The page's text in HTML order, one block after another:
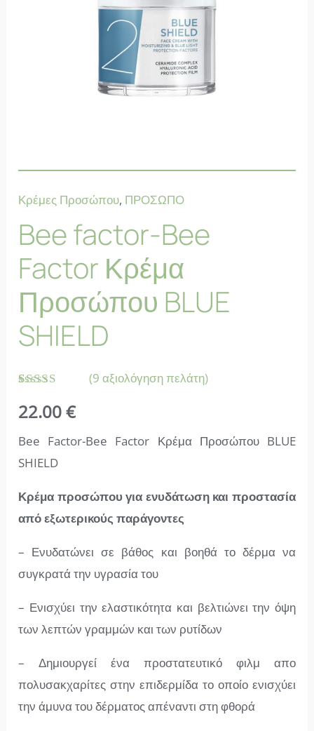
Κρέμες Προσώπου, ΠΡΟΣΩΠΟ
Bee factor-Bee
Factor Κρέμα
Προσώπου BLUE
SHIELD
με4.78
από 5 με
βαθμολογία
πελάτη
(9 αξιολόγηση πελάτη)
22.00€
Bee Factor-Bee Factor Κρέμα Προσώπου BLUE
SHIELD
Κρέμα προσώπου για ενυδάτωση και προστασία
από εξωτερικούς παράγοντες
– Ενυδατώνει σε βάθος και βοηθά το δέρμα να
συγκρατά την υγρασία του
– Ενισχύει την ελαστικότητα και βελτιώνει την όψη
των λεπτών γραμμών και των ρυτίδων
– Δημιουργεί ένα προστατευτικό φιλμ απο
πολυσακχαρίτες στην επιδερμίδα το οποίο ενισχύει
την άμυνα του δέρματος απέναντι στη φθορά